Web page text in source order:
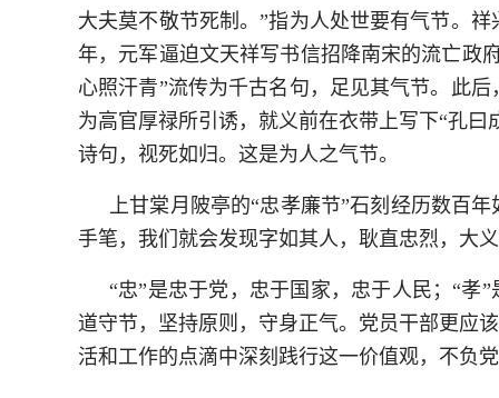
大夫莫不敬节死制。”指为人处世要有气节。
年，元军逼迫文天祥写书信招降南宋的流亡政
心照汗青”流传为千古名句，足见其气节。此
为高官厚禄所引诱，就义前在衣带上写下“孔
诗句，视死如归。这是为人之气节。
上甘棠月陂亭的“忠孝廉节”石刻经历数百
手笔，我们就会发现字如其人，耿直忠烈，大
“忠”是忠于党，忠于国家，忠于人民；“孝
道守节，坚持原则，守身正气。党员干部更应
活和工作的点滴中深刻践行这一价值观，不负